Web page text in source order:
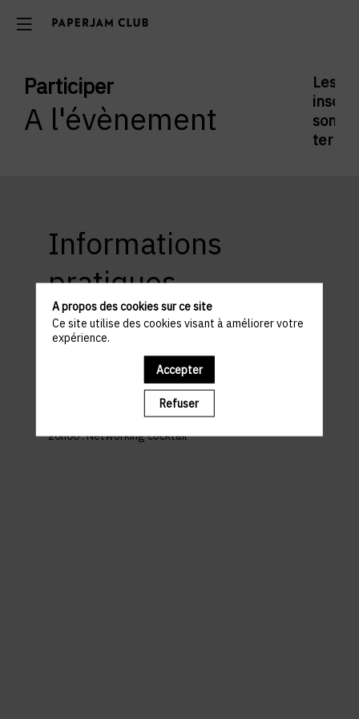
Participer
A l'évènement
Les
sont
Informations
pratiques
ACCÈS ET STATIONNEMENT
18h30 : Welcome Cocktail
20h00 : Networking cocktail
A propos des cookies sur ce site
Ce site utilise des cookies visant à améliorer votre
expérience.
Accepter
Refuser